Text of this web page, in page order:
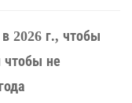
2026 г., чтобы
чтобы не